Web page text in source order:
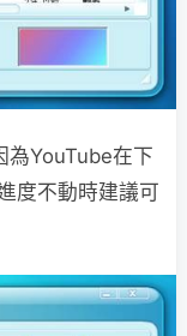
為YouTube在下
度不動時建議可